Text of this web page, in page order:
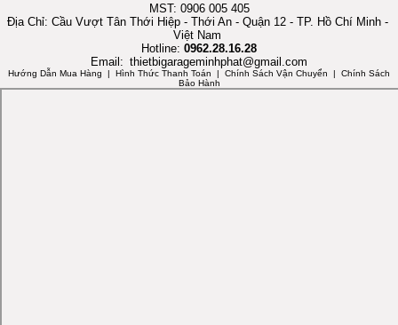
MST: 0906 005 405
Địa Chỉ: Cầu Vượt Tân Thới Hiệp - Thới An - Quận 12 - TP. Hồ Chí Minh -
Việt Nam
Hotline: 0962.28.16.28
Email: thietbigarageminhphat@gmail.com
Hướng Dẫn Mua Hàng | Hình Thức Thanh Toán | Chính Sách Vận Chuyển | Chính Sách
Bảo Hành